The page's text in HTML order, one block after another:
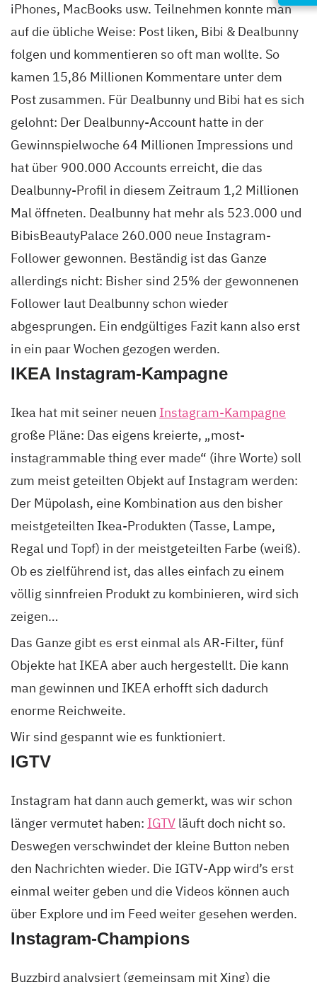
iPhones, MacBooks usw. Teilnehmen konnte man
auf die übliche Weise: Post liken, Bibi & Dealbunny
folgen und kommentieren so oft man wollte. So
kamen 15,86 Millionen Kommentare unter dem
Post zusammen. Für Dealbunny und Bibi hat es sich
gelohnt: Der Dealbunny-Account hatte in der
Gewinnspielwoche 64 Millionen Impressions und
hat über 900.000 Accounts erreicht, die das
Dealbunny-Profil in diesem Zeitraum 1,2 Millionen
Mal öffneten. Dealbunny hat mehr als 523.000 und
BibisBeautyPalace 260.000 neue Instagram-
Follower gewonnen. Beständig ist das Ganze
allerdings nicht: Bisher sind 25% der gewonnenen
Follower laut Dealbunny schon wieder
abgesprungen. Ein endgültiges Fazit kann also erst
in ein paar Wochen gezogen werden.
IKEA Instagram-Kampagne
Ikea hat mit seiner neuen Instagram-Kampagne
große Pläne: Das eigens kreierte, „most-
instagrammable thing ever made“ (ihre Worte) soll
zum meist geteilten Objekt auf Instagram werden:
Der Müpolash, eine Kombination aus den bisher
meistgeteilten Ikea-Produkten (Tasse, Lampe,
Regal und Topf) in der meistgeteilten Farbe (weiß).
Ob es zielführend ist, das alles einfach zu einem
völlig sinnfreien Produkt zu kombinieren, wird sich
zeigen…
Das Ganze gibt es erst einmal als AR-Filter, fünf
Objekte hat IKEA aber auch hergestellt. Die kann
man gewinnen und IKEA erhofft sich dadurch
enorme Reichweite.
Wir sind gespannt wie es funktioniert.
IGTV
Instagram hat dann auch gemerkt, was wir schon
länger vermutet haben: IGTV läuft doch nicht so.
Deswegen verschwindet der kleine Button neben
den Nachrichten wieder. Die IGTV-App wird’s erst
einmal weiter geben und die Videos können auch
über Explore und im Feed weiter gesehen werden.
Instagram-Champions
Buzzbird analysiert (gemeinsam mit Xing) die